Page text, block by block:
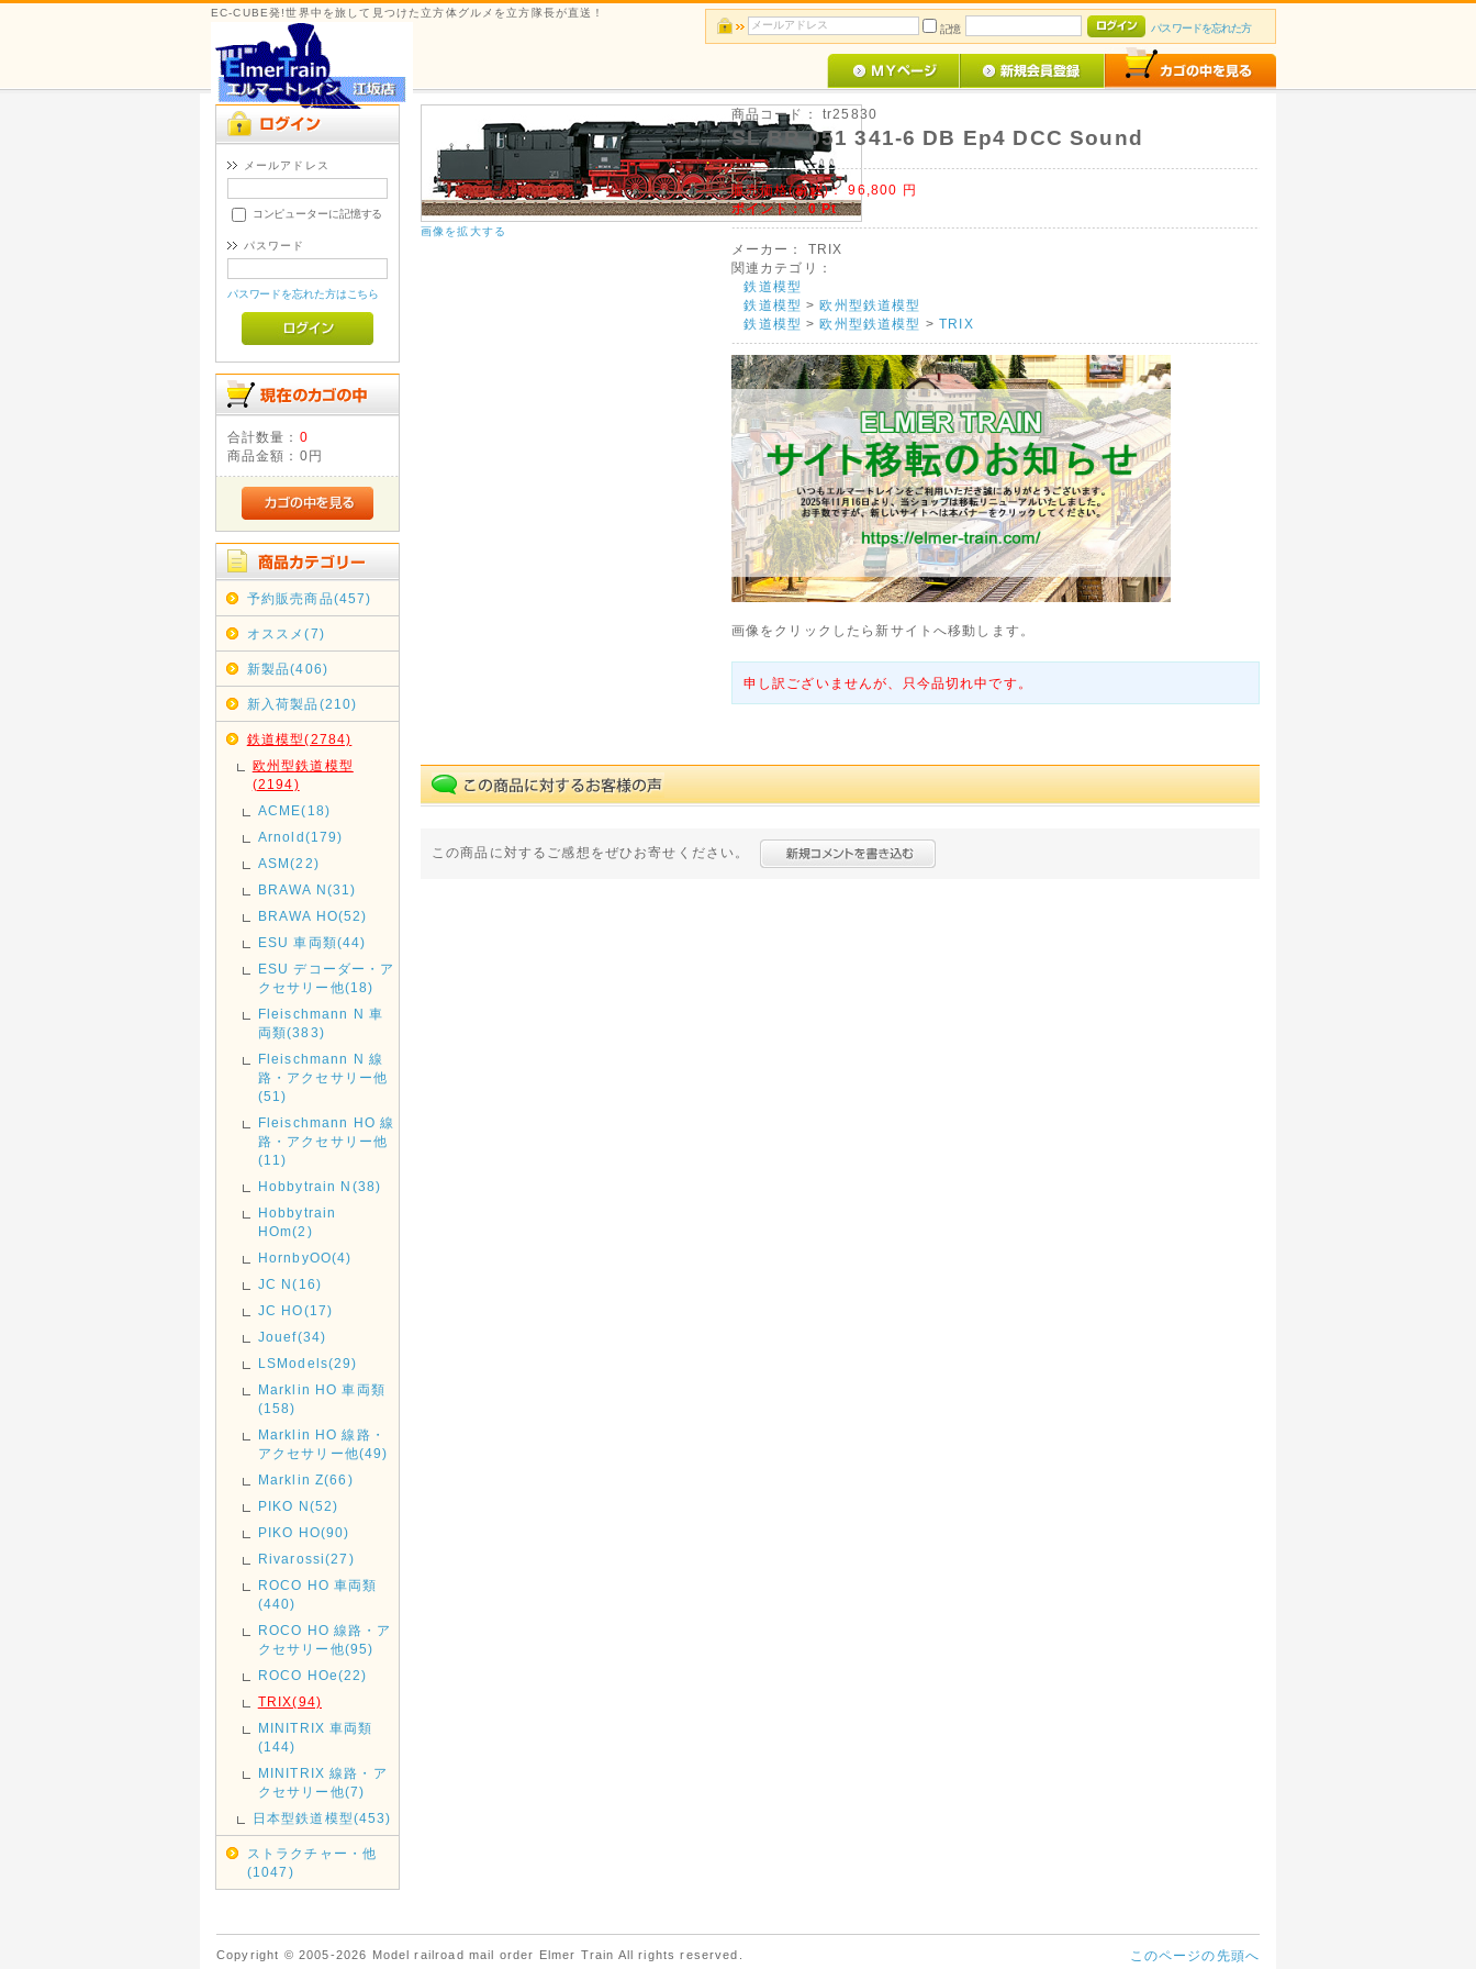
EC-CUBE発!世界中を旅して見つけた立方体グルメを立方隊長が直送！
記憶
パスワードを忘れた方
メールアドレス
コンピューターに記憶する
パスワード
パスワードを忘れた方はこちら
合計数量： 0
商品金額： 0円
予約販売商品(457)
オススメ(7)
新製品(406)
新入荷製品(210)
鉄道模型(2784)
欧州型鉄道模型
(2194)
ACME(18)
Arnold(179)
ASM(22)
BRAWA N(31)
BRAWA HO(52)
ESU 車両類(44)
ESU デコーダー・ア
クセサリー他(18)
Fleischmann N 車
両類(383)
Fleischmann N 線
路・アクセサリー他
(51)
Fleischmann HO 線
路・アクセサリー他
(11)
Hobbytrain N(38)
Hobbytrain
HOm(2)
HornbyOO(4)
JC N(16)
JC HO(17)
Jouef(34)
LSModels(29)
Marklin HO 車両類
(158)
Marklin HO 線路・
アクセサリー他(49)
Marklin Z(66)
PIKO N(52)
PIKO HO(90)
Rivarossi(27)
ROCO HO 車両類
(440)
ROCO HO 線路・ア
クセサリー他(95)
ROCO HOe(22)
TRIX(94)
MINITRIX 車両類
(144)
MINITRIX 線路・ア
クセサリー他(7)
日本型鉄道模型(453)
ストラクチャー・他
(1047)
画像を拡大する
商品コード： tr25830
SL BR 051 341-6 DB Ep4 DCC Sound
販売価格(税込)： 96,800 円
ポイント：0Pt
メーカー：
TRIX
関連カテゴリ：
鉄道模型
鉄道模型 >欧州型鉄道模型
鉄道模型 >欧州型鉄道模型 >TRIX
画像をクリックしたら新サイトへ移動します。
申し訳ございませんが、只今品切れ中です。
この商品に対するご感想をぜひお寄せください。
このページの先頭へ
Copyright © 2005-2026 Model railroad mail order Elmer Train All rights reserved.